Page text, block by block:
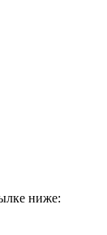
ниже: